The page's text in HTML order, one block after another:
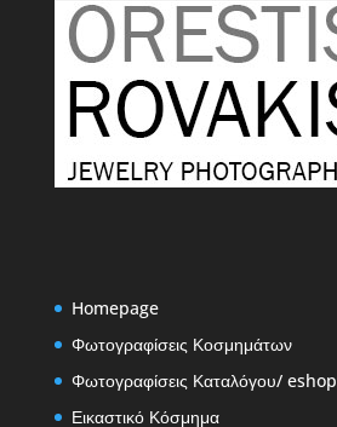
Homepage
Φωτογραφίσεις Κοσμημάτων
Φωτογραφίσεις Καταλόγου/ eshop
Εικαστικό Κόσμημα